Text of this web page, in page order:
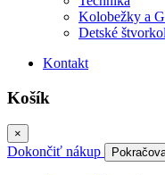
Kolobežky a
Detské
Kontakt
Košík
×
Dokončiť nákup